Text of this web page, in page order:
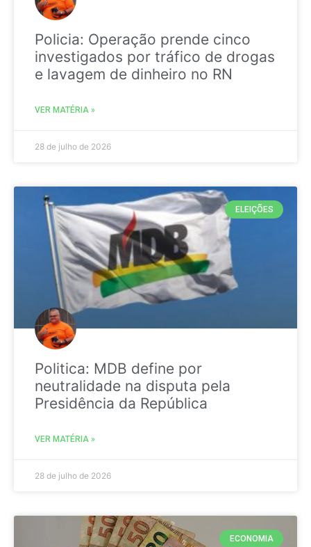
Policia: Operação prende cinco
investigados por tráfico de drogas
e lavagem de dinheiro no RN
VER MATÉRIA »
28 de julho de 2026
ELEIÇÕES
Politica: MDB define por
neutralidade na disputa pela
Presidência da República
VER MATÉRIA »
28 de julho de 2026
ECONOMIA